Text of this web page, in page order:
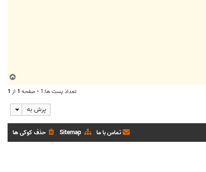
ا
تعداد پست ها:1 • صفحه 1 از 1
پرش به
حذف کوکی ها Sitemap تماس با ما